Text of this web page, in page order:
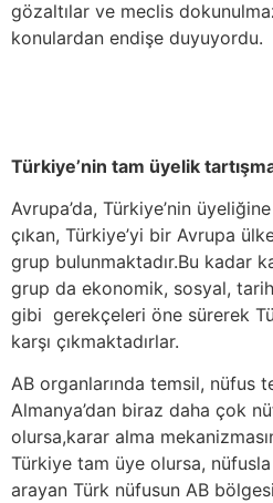
gözaltılar ve meclis
konulardan endişe duyuyordu.
Türkiye’nin tam üyelik
Avrupa’da, Türkiye’nin
çıkan, Türkiye’yi bir Avrupa
grup bulunmaktadır.Bu kadar
grup da ekonomik, sosyal,
gibi gerekçeleri öne sürerek
karşı çıkmaktadırlar.
AB organlarında temsil, nüfus
Almanya’dan biraz daha çok
olursa,karar alma
Türkiye tam üye olursa,
arayan Türk nüfusun AB